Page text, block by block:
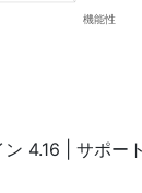
4.16 | サポー